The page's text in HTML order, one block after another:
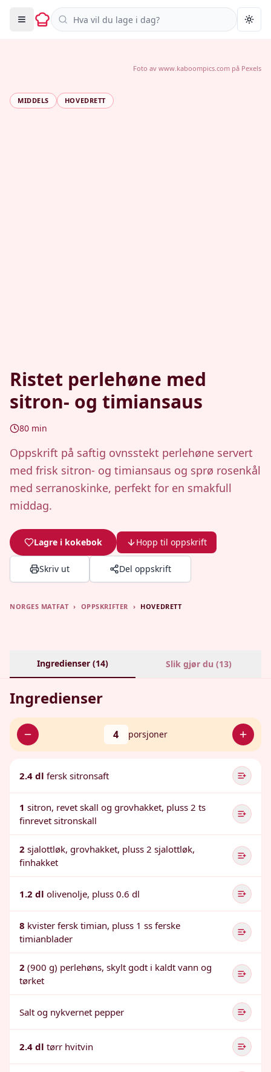
Søk i oppskrifter
MIDDELS HOVEDRETT
Ristet perlehøne med
sitron- og timiansaus
80 min
Oppskrift på saftig ovnsstekt perlehøne servert
med frisk sitron- og timiansaus og sprø rosenkål
med serranoskinke, perfekt for en smakfull
middag.
Lagre i kokebok Hopp til oppskrift
Skriv ut Del oppskrift
Foto av www.kaboompics.com på Pexels
NORGES MATFAT › OPPSKRIFTER › HOVEDRETT
Ingredienser (14) Slik gjør du (13)
Ingredienser
4 porsjoner
2.4 dl fersk sitronsaft
1 sitron, revet skall og grovhakket, pluss 2 ts
finrevet sitronskall
2 sjalottløk, grovhakket, pluss 2 sjalottløk,
finhakket
1.2 dl olivenolje, pluss 0.6 dl
8 kvister fersk timian, pluss 1 ss ferske
timianblader
2 (900 g) perlehøns, skylt godt i kaldt vann og
tørket
Salt og nykvernet pepper
2.4 dl tørr hvitvin